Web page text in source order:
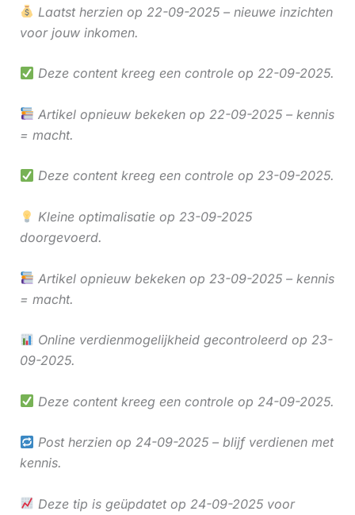
Laatst herzien op 22-09-2025 – nieuwe inzichten
voor jouw inkomen.
Deze content kreeg een controle op 22-09-2025.
Artikel opnieuw bekeken op 22-09-2025 – kennis
= macht.
Deze content kreeg een controle op 23-09-2025.
Kleine optimalisatie op 23-09-2025
doorgevoerd.
Artikel opnieuw bekeken op 23-09-2025 – kennis
= macht.
Online verdienmogelijkheid gecontroleerd op 23-
09-2025.
Deze content kreeg een controle op 24-09-2025.
Post herzien op 24-09-2025 – blijf verdienen met
kennis.
Deze tip is geüpdatet op 24-09-2025 voor